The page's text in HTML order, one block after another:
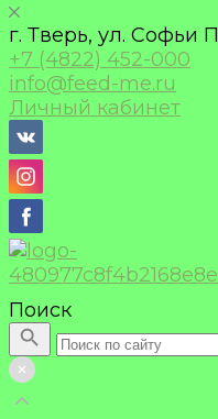
г. Тверь, ул. Софьи
+7 (4822) 452-000
info@feed-me.ru
Личный кабинет
Поиск